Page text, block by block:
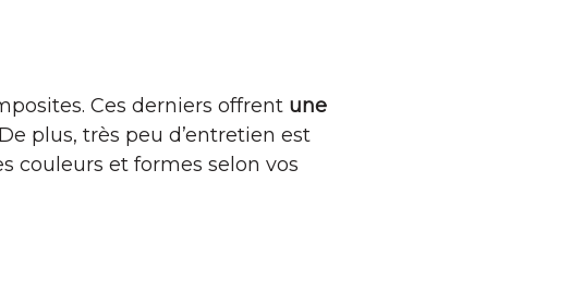
Ces derniers offrent une
plus, très peu d’entretien est
couleurs et formes selon vos